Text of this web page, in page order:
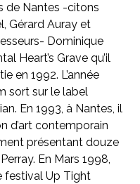
de Nantes -citons
Gérard Auray et
Dominique
Heart’s Grave qu’il
en 1992. L’année
sort sur le label
En 1993, à Nantes, il
d’art contemporain
présentant douze
En Mars 1998,
festival Up Tight